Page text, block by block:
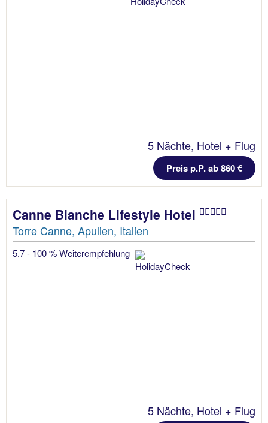
5 Nächte, Hotel + Flug
Preis p.P. ab 860 €
Canne Bianche Lifestyle Hotel
Torre Canne, Apulien, Italien
5.7 - 100 % Weiterempfehlung
5 Nächte, Hotel + Flug